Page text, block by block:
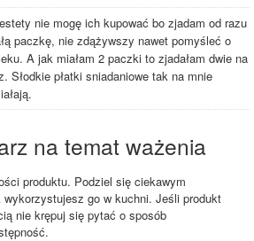
nie mogę ich kupować bo zjadam od razu
paczkę, nie zdążywszy nawet pomyśleć o
A jak miałam 2 paczki to zjadałam dwie na
Słodkie płatki sniadaniowe tak na mnie
na temat ważenia
produktu. Podziel się ciekawym
go w kuchni. Jeśli produkt
nie krępuj się pytać o sposób